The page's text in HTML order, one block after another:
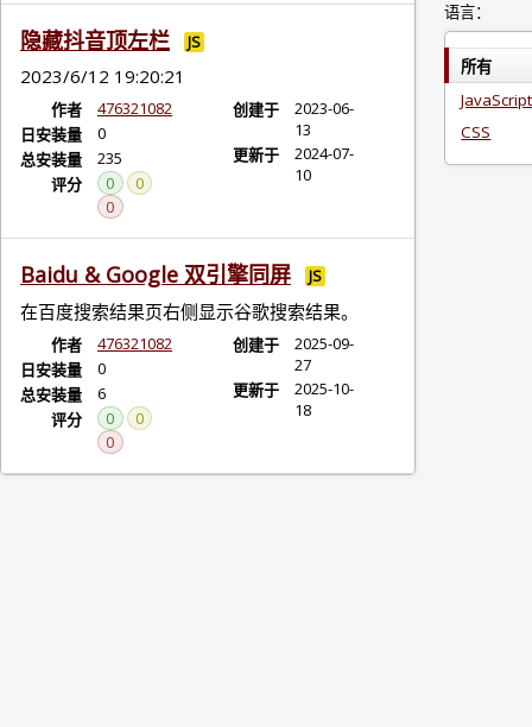
隐藏抖音顶左栏 JS
2023/6/12 19:20:21
作者
476321082
日安装量
0
总安装量
235
评分
0
0
0
创建于
2023-06-
13
更新于
2024-07-
10
Baidu & Google 双引擎同屏 JS
在百度搜索结果页右侧显示谷歌搜索结果。
作者
476321082
日安装量
0
总安装量
6
评分
0
0
0
创建于
2025-09-
27
更新于
2025-10-
18
语言：
所有
JavaScript
CSS